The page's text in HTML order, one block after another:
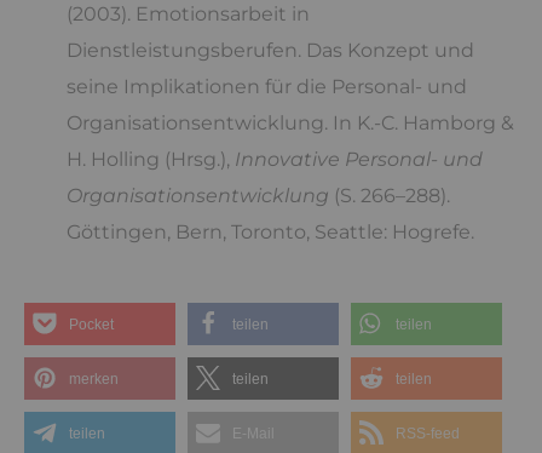
(2003). Emotionsarbeit in
Dienstleistungsberufen. Das Konzept und
seine Implikationen für die Personal- und
Organisationsentwicklung. In K.-C. Hamborg &
H. Holling (Hrsg.), Innovative Personal- und
Organisationsentwicklung (S. 266–288).
Göttingen, Bern, Toronto, Seattle: Hogrefe.
Pocket teilen teilen
merken teilen teilen
teilen E-Mail RSS-feed